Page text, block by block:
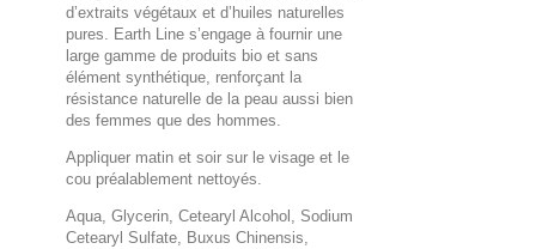
d’extraits végétaux et d’huiles naturelles
pures. Earth Line s’engage à fournir une
large gamme de produits bio et sans
élément synthétique, renforçant la
résistance naturelle de la peau aussi bien
des femmes que des hommes.
Appliquer matin et soir sur le visage et le
cou préalablement nettoyés.
Aqua, Glycerin, Cetearyl Alcohol, Sodium
Cetearyl Sulfate, Buxus Chinensis,